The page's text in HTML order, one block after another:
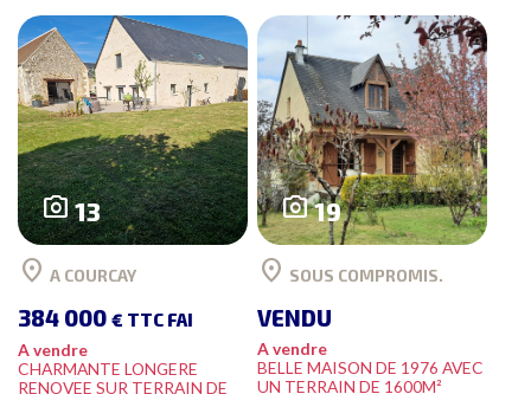
photo_camera13
location_on A COURCAY
384 000€ TTC FAI
A vendre
CHARMANTE LONGERE
RENOVEE SUR TERRAIN DE
photo_camera19
location_on SOUS COMPROMIS.
VENDU
A vendre
BELLE MAISON DE 1976 AVEC
UN TERRAIN DE 1600M²